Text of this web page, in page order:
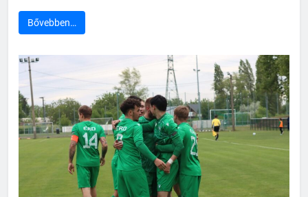
Bővebben…